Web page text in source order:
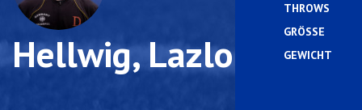
Hellwig, Lazlo
THROWS
GRÖSSE
GEWICHT